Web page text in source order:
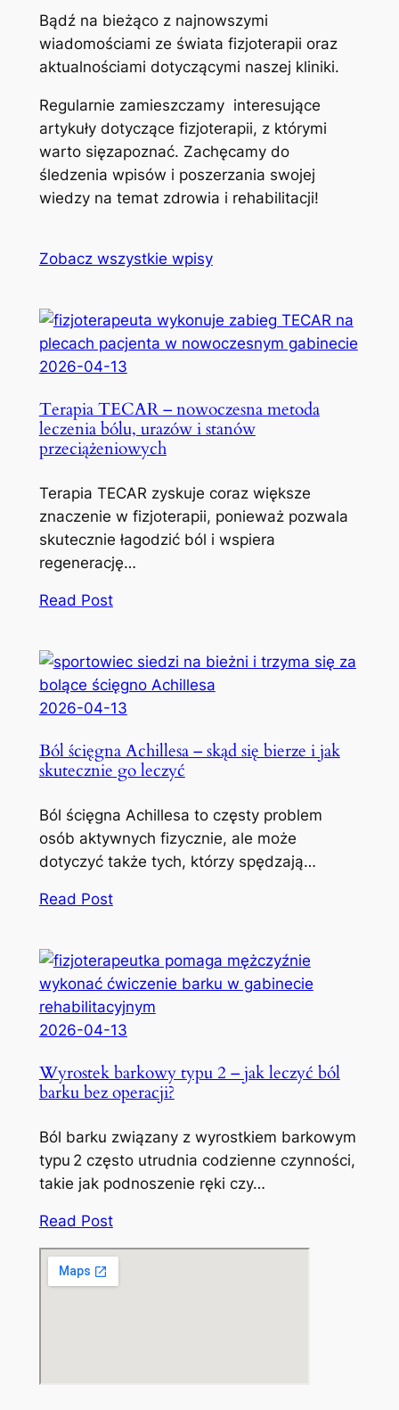
Bądź na bieżąco z najnowszymi
wiadomościami ze świata fizjoterapii oraz
aktualnościami dotyczącymi naszej kliniki.
Regularnie zamieszczamy interesujące
artykuły dotyczące fizjoterapii, z którymi
warto sięzapoznać. Zachęcamy do
śledzenia wpisów i poszerzania swojej
wiedzy na temat zdrowia i rehabilitacji!
Zobacz wszystkie wpisy
2026-04-13
Terapia TECAR – nowoczesna metoda
leczenia bólu, urazów i stanów
przeciążeniowych
Terapia TECAR zyskuje coraz większe
znaczenie w fizjoterapii, ponieważ pozwala
skutecznie łagodzić ból i wspiera
regenerację…
Read Post
2026-04-13
Ból ścięgna Achillesa – skąd się bierze i jak
skutecznie go leczyć
Ból ścięgna Achillesa to częsty problem
osób aktywnych fizycznie, ale może
dotyczyć także tych, którzy spędzają…
Read Post
2026-04-13
Wyrostek barkowy typu 2 – jak leczyć ból
barku bez operacji?
Ból barku związany z wyrostkiem barkowym
typu 2 często utrudnia codzienne czynności,
takie jak podnoszenie ręki czy…
Read Post